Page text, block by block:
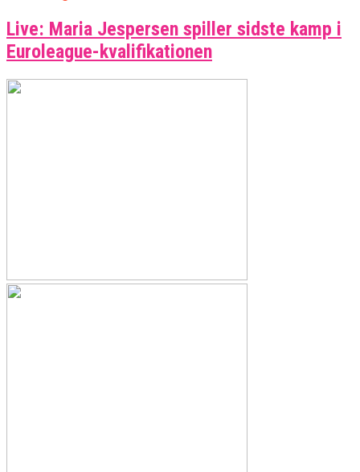
Live: Maria Jespersen spiller sidste kamp i
Euroleague-kvalifikationen